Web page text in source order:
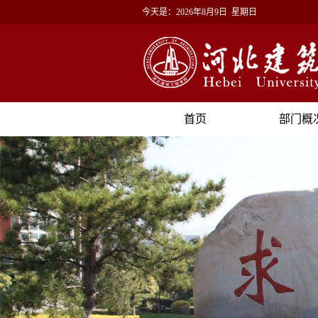
今天是： 2026年8月9日 星期日
首页 部门概